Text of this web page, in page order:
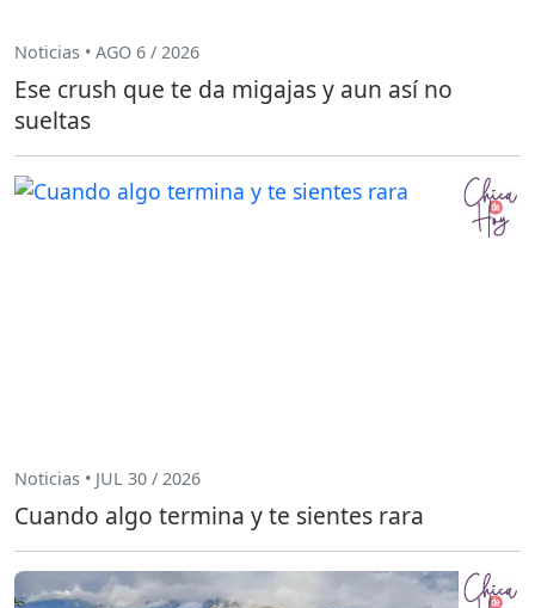
Noticias • AGO 6 / 2026
Ese crush que te da migajas y aun así no
sueltas
Noticias • JUL 30 / 2026
Cuando algo termina y te sientes rara